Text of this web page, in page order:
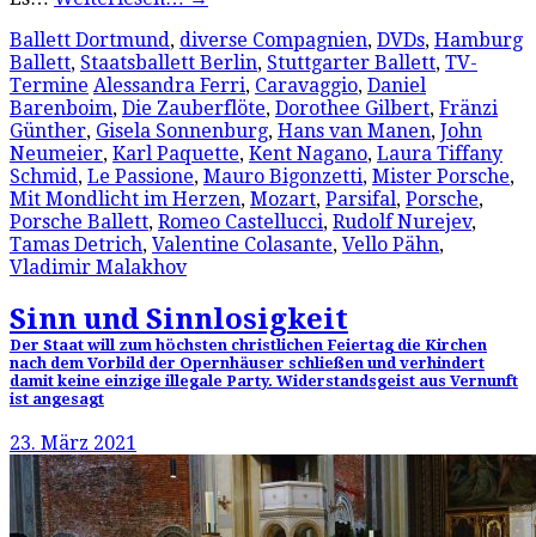
Ballett Dortmund, diverse Compagnien, DVDs, Hamburg
Ballett, Staatsballett Berlin, Stuttgarter Ballett, TV-
Termine Alessandra Ferri, Caravaggio, Daniel
Barenboim, Die Zauberflöte, Dorothee Gilbert, Fränzi
Günther, Gisela Sonnenburg, Hans van Manen, John
Neumeier, Karl Paquette, Kent Nagano, Laura Tiffany
Schmid, Le Passione, Mauro Bigonzetti, Mister Porsche,
Mit Mondlicht im Herzen, Mozart, Parsifal, Porsche,
Porsche Ballett, Romeo Castellucci, Rudolf Nurejev,
Tamas Detrich, Valentine Colasante, Vello Pähn,
Vladimir Malakhov
Sinn und Sinnlosigkeit
Der Staat will zum höchsten christlichen Feiertag die Kirchen
nach dem Vorbild der Opernhäuser schließen und verhindert
damit keine einzige illegale Party. Widerstandsgeist aus Vernunft
ist angesagt
23. März 2021